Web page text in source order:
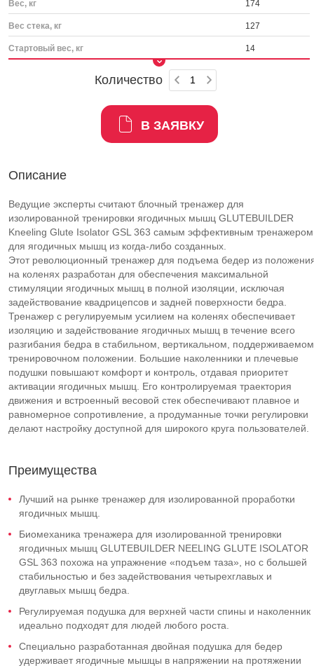
Вес, кг 174
Вес стека, кг 127
Стартовый вес, кг 14
Количество
В ЗАЯВКУ
Описание
Ведущие эксперты считают блочный тренажер для
изолированной тренировки ягодичных мышц GLUTEBUILDER
Kneeling Glute Isolator GSL 363 самым эффективным тренажером
для ягодичных мышц из когда-либо созданных.
Этот революционный тренажер для подъема бедер из
на коленях разработан для обеспечения максимальной
стимуляции ягодичных мышц в полной изоляции, исключая
задействование квадрицепсов и задней поверхности бедра.
Тренажер с регулируемым усилием на коленях обеспечивает
изоляцию и задействование ягодичных мышц в течение всего
разгибания бедра в стабильном, вертикальном, поддерживаемом
тренировочном положении. Большие наколенники и плечевые
подушки повышают комфорт и контроль, отдавая приоритет
активации ягодичных мышц. Его контролируемая траектория
движения и встроенный весовой стек обеспечивают плавное и
равномерное сопротивление, а продуманные точки регулировки
делают настройку доступной для широкого круга пользователей.
Преимущества
Лучший на рынке тренажер для изолированной проработки
ягодичных мышц.
Биомеханика тренажера для изолированной тренировки
ягодичных мышц GLUTEBUILDER NEELING GLUTE ISOLATOR
GSL 363 похожа на упражнение «подъем таза», но с большей
стабильностью и без задействования четырехглавых и
двуглавых мышц бедра.
Регулируемая подушка для верхней части спины и наколенник
идеально подходят для людей любого роста.
Специально разработанная двойная подушка для бедер
удерживает ягодичные мышцы в напряжении на протяжении